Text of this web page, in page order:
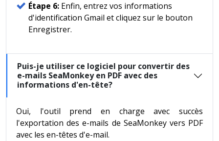
Étape 6: Enfin, entrez vos informations
d'identification Gmail et cliquez sur le bouton
Enregistrer.
Puis-je utiliser ce logiciel pour convertir des
e-mails SeaMonkey en PDF avec des
informations d'en-tête?
Oui, l'outil prend en charge avec succès
l'exportation des e-mails de SeaMonkey vers PDF
avec les en-têtes d'e-mail.